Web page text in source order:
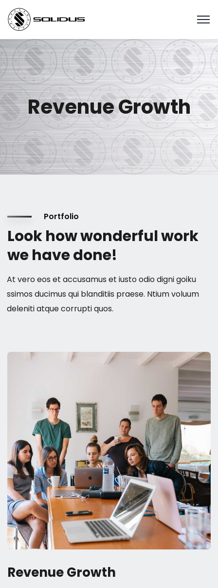
Revenue Growth
Portfolio
Look how wonderful work
we have done!
At vero eos et accusamus et iusto odio digni goiku
ssimos ducimus qui blanditiis praese. Ntium voluum
deleniti atque corrupti quos.
Revenue Growth